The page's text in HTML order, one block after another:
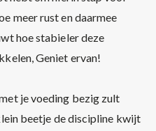
meer rust en daarmee
hoe stabieler deze
Geniet ervan!
je voeding bezig zult
beetje de discipline kwijt